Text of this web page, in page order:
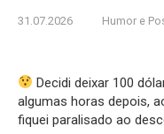
31.07.2026 Humor e
Decidi deixar 100
algumas horas depois,
fiquei paralisado ao